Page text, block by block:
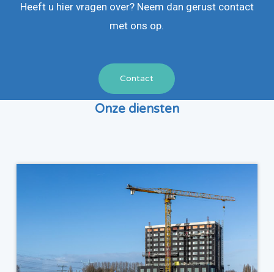
Heeft u hier vragen over? Neem dan gerust contact
met ons op.
Contact
Onze diensten